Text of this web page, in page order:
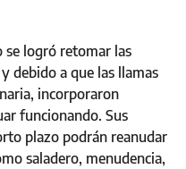
se logró retomar las
debido a que las llamas
incorporaron
funcionando. Sus
plazo podrán reanudar
saladero, menudencia,